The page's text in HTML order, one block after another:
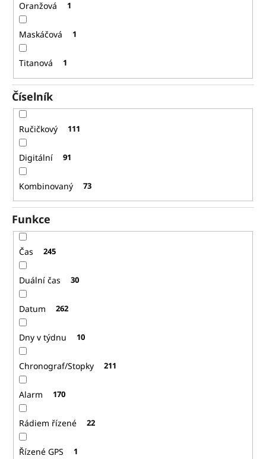
Oranžová 1
Maskáčová 1
Titanová 1
Číselník
Ručičkový 111
Digitální 91
Kombinovaný 73
Funkce
Čas 245
Duální čas 30
Datum 262
Dny v týdnu 10
Chronograf/Stopky 211
Alarm 170
Rádiem řízené 22
Řízené GPS 1